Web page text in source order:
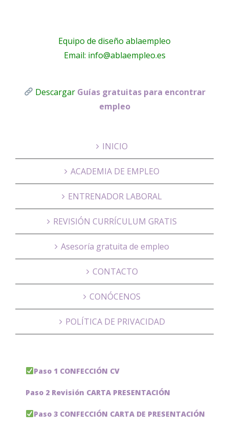
Equipo de diseño ablaempleo
Email: info@ablaempleo.es
Descargar Guías gratuitas para encontrar
empleo
INICIO
ACADEMIA DE EMPLEO
ENTRENADOR LABORAL
REVISIÓN CURRÍCULUM GRATIS
Asesoría gratuita de empleo
CONTACTO
CONÓCENOS
POLÍTICA DE PRIVACIDAD
Paso 1 CONFECCIÓN CV
Paso 2 Revisión CARTA PRESENTACIÓN
Paso 3 CONFECCIÓN CARTA DE PRESENTACIÓN